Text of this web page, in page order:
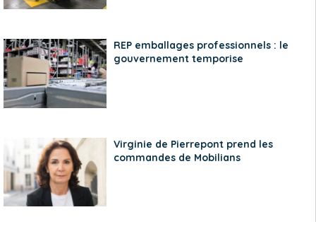
REP emballages professionnels : le
gouvernement temporise
Virginie de Pierrepont prend les
commandes de Mobilians